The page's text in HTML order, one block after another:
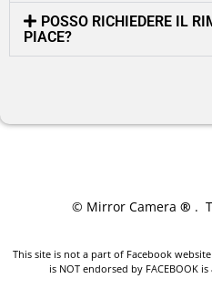
POSSO RICHIEDERE IL
PIACE?
© Mirror Camera ® .
This site is not a part of Facebook
is NOT endorsed by FACEBOOK